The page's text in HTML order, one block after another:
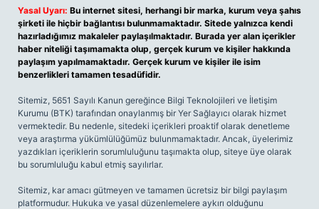
Yasal Uyarı: Bu internet sitesi, herhangi bir marka, kurum veya şahıs
şirketi ile hiçbir bağlantısı bulunmamaktadır. Sitede yalnızca kendi
hazırladığımız makaleler paylaşılmaktadır. Burada yer alan içerikler
haber niteliği taşımamakta olup, gerçek kurum ve kişiler hakkında
paylaşım yapılmamaktadır. Gerçek kurum ve kişiler ile isim
benzerlikleri tamamen tesadüfidir.
Sitemiz, 5651 Sayılı Kanun gereğince Bilgi Teknolojileri ve İletişim
Kurumu (BTK) tarafından onaylanmış bir Yer Sağlayıcı olarak hizmet
vermektedir. Bu nedenle, sitedeki içerikleri proaktif olarak denetleme
veya araştırma yükümlülüğümüz bulunmamaktadır. Ancak, üyelerimiz
yazdıkları içeriklerin sorumluluğunu taşımakta olup, siteye üye olarak
bu sorumluluğu kabul etmiş sayılırlar.
Sitemiz, kar amacı gütmeyen ve tamamen ücretsiz bir bilgi paylaşım
platformudur. Hukuka ve yasal düzenlemelere aykırı olduğunu